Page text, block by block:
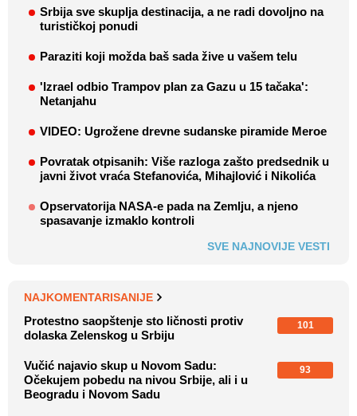
Srbija sve skuplja destinacija, a ne radi dovoljno na
turističkoj ponudi
Paraziti koji možda baš sada žive u vašem telu
'Izrael odbio Trampov plan za Gazu u 15 tačaka':
Netanjahu
VIDEO: Ugrožene drevne sudanske piramide Meroe
Povratak otpisanih: Više razloga zašto predsednik u
javni život vraća Stefanovića, Mihajlović i Nikolića
Opservatorija NASA-e pada na Zemlju, a njeno
spasavanje izmaklo kontroli
SVE NAJNOVIJE VESTI
NAJKOMENTARISANIJE
Protestno saopštenje sto ličnosti protiv
dolaska Zelenskog u Srbiju
101
Vučić najavio skup u Novom Sadu:
Očekujem pobedu na nivou Srbije, ali i u
Beogradu i Novom Sadu
93